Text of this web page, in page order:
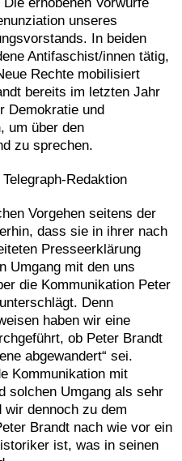
unseres
In beiden
Antifaschist/innen tätig,
Rechte mobilisiert
bereits im letzten Jahr
Demokratie und
um über den
zu sprechen.
Redaktion
Vorgehen seitens der
dass sie in ihrer nach
Presseerklärung
Umgang mit den uns
die Kommunikation Peter
Denn
haben wir eine
ob Peter Brandt
abgewandert“ sei.
Kommunikation mit
solchen Umgang als sehr
dennoch zu dem
Brandt nach wie vor ein
ist, was in seinen